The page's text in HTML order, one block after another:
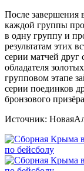
После завершения
каждой группы
в одну группу и
результатам этих
серии матчей друг
обладателя
групповом этапе
серии поединков
бронзового
Источник: